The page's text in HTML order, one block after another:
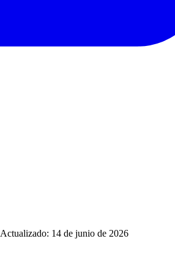
Actualizado: 14 de junio de 2026